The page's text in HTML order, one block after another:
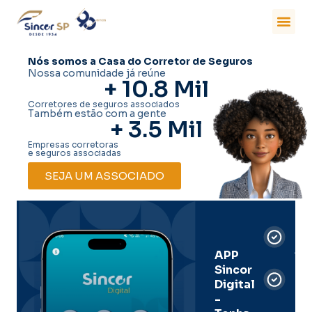
Nós somos a Casa do Corretor de Seguros
Nossa comunidade já reúne
+ 10.8 Mil
Corretores de seguros associados
Também estão com a gente
+ 3.5 Mil
Empresas corretoras
e seguros associadas
SEJA UM ASSOCIADO
APP
Sincor
Digital
-